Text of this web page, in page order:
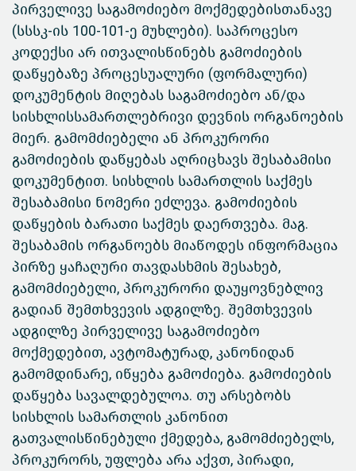
პირველივე საგამოძიებო მოქმედებისთანავე
(სსსკ-ის 100-101-ე მუხლები). საპროცესო
კოდექსი არ ითვალისწინებს გამოძიების
დაწყებაზე პროცესუალური (ფორმალური)
დოკუმენტის მიღებას საგამოძიებო ან/და
სისხლისსამართლებრივი დევნის ორგანოების
მიერ. გამომძიებელი ან პროკურორი
გამოძიების დაწყებას აღრიცხავს შესაბამისი
დოკუმენტით. სისხლის სამართლის საქმეს
შესაბამისი ნომერი ეძლევა. გამოძიების
დაწყების ბარათი საქმეს დაერთვება. მაგ.
შესაბამის ორგანოებს მიაწოდეს ინფორმაცია
პირზე ყაჩაღური თავდასხმის შესახებ,
გამომძიებელი, პროკურორი დაუყოვნებლივ
გადიან შემთხვევის ადგილზე. შემთხვევის
ადგილზე პირველივე საგამოძიებო
მოქმედებით, ავტომატურად, კანონიდან
გამომდინარე, იწყება გამოძიება. გამოძიების
დაწყება სავალდებულოა. თუ არსებობს
სისხლის სამართლის კანონით
გათვალისწინებული ქმედება, გამომძიებელს,
პროკურორს, უფლება არა აქვთ, პირადი,